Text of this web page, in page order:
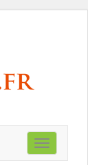
Toggle
navigation